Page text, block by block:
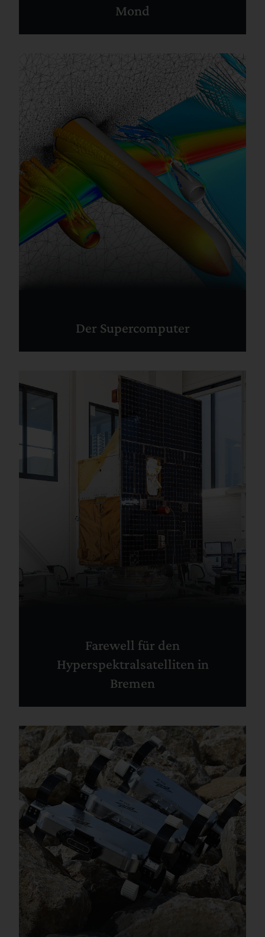
Mond
Der Supercomputer
Farewell für den
Hyperspektralsatelliten in
Bremen